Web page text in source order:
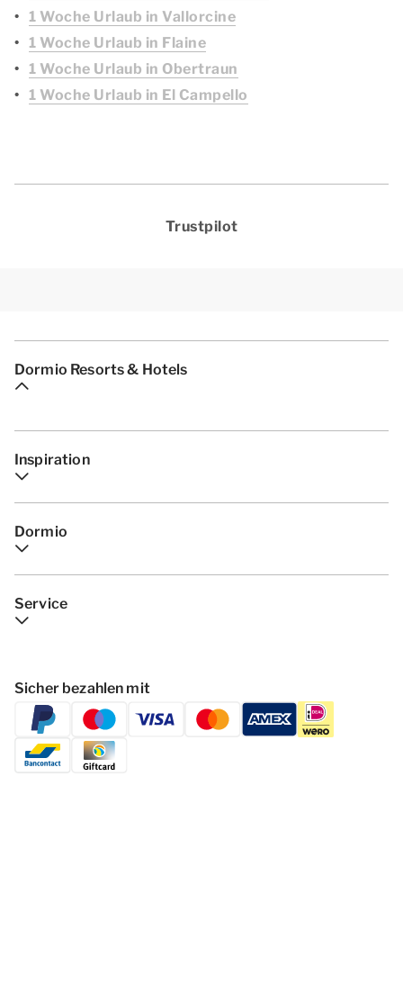
1 Woche Urlaub in Vallorcine
1 Woche Urlaub in Flaine
1 Woche Urlaub in Obertraun
1 Woche Urlaub in El Campello
Trustpilot
Dormio Resorts & Hotels
Inspiration
Dormio
Service
Sicher bezahlen mit